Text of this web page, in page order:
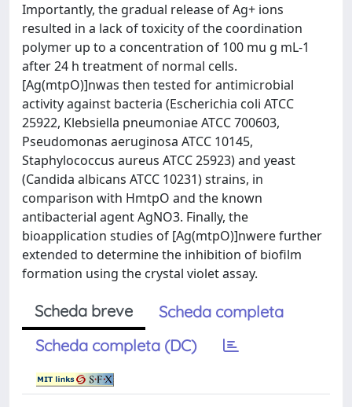
Importantly, the gradual release of Ag+ ions
resulted in a lack of toxicity of the coordination
polymer up to a concentration of 100 mu g mL-1
after 24 h treatment of normal cells.
[Ag(mtpO)]nwas then tested for antimicrobial
activity against bacteria (Escherichia coli ATCC
25922, Klebsiella pneumoniae ATCC 700603,
Pseudomonas aeruginosa ATCC 10145,
Staphylococcus aureus ATCC 25923) and yeast
(Candida albicans ATCC 10231) strains, in
comparison with HmtpO and the known
antibacterial agent AgNO3. Finally, the
bioapplication studies of [Ag(mtpO)]nwere further
extended to determine the inhibition of biofilm
formation using the crystal violet assay.
Scheda breve
Scheda completa
Scheda completa (DC)